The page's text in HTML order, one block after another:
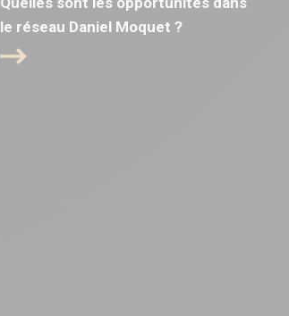
le réseau Daniel Moquet ?